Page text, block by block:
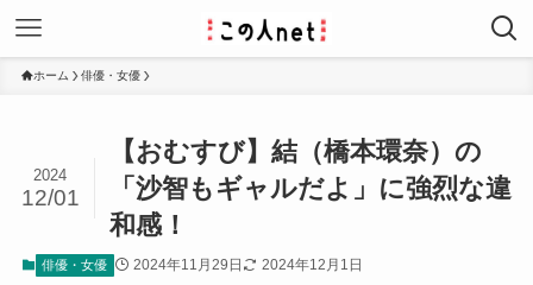
ホーム 俳優・女優
【おむすび】結（橋本環奈）の
「沙智もギャルだよ」に強烈な違
和感！
2024
12/01
俳優・女優 2024年11月29日 2024年12月1日